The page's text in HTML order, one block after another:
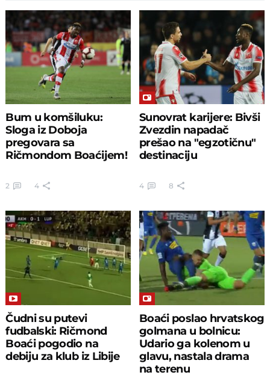
Bum u komšiluku:
Sloga iz Doboja
pregovara sa
Ričmondom Boaćijem!
2 4
Sunovrat karijere: Bivši
Zvezdin napadač
prešao na "egzotičnu"
destinaciju
4 8
Čudni su putevi
fudbalski: Ričmond
Boaći pogodio na
debiju za klub iz Libije
Boaći poslao hrvatskog
golmana u bolnicu:
Udario ga kolenom u
glavu, nastala drama
na terenu